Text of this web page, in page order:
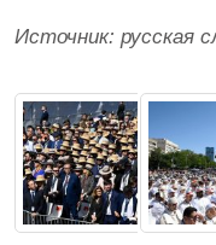
Источник: русская